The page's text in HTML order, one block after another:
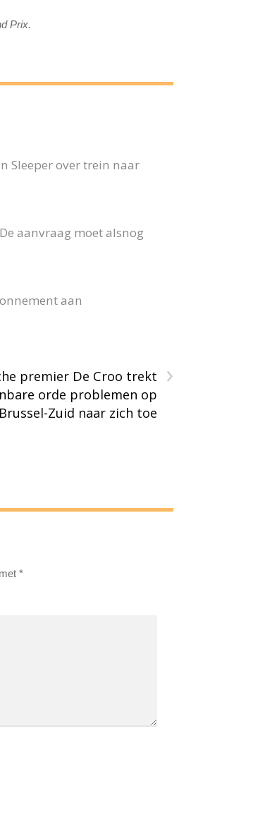
Prix.
Sleeper over trein naar
aanvraag moet alsnog
aan
›
premier De Croo trekt
orde problemen op
Zuid naar zich toe
*